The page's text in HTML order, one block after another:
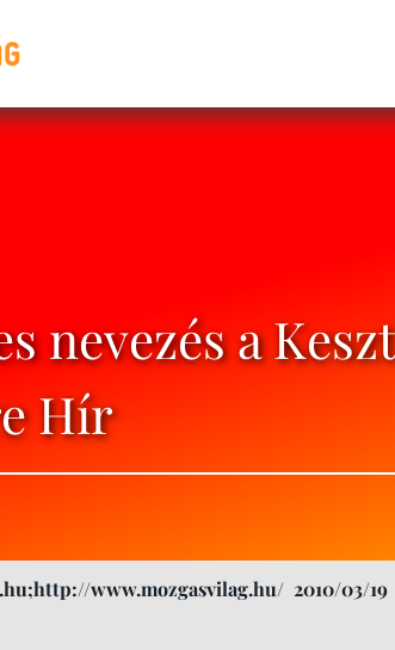
nevezés a
Hír
www.mozgasvilag.hu/ 2010/03/19